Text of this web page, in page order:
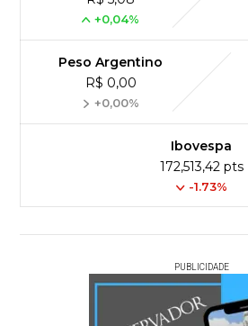
+0,04%
Peso Argentino
R$ 0,00
+0,00%
Ibovespa
172,513,42 pts
-1.73%
PUBLICIDADE